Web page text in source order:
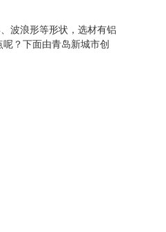
波浪形等形状，选材有铝
？下面由青岛新城市创